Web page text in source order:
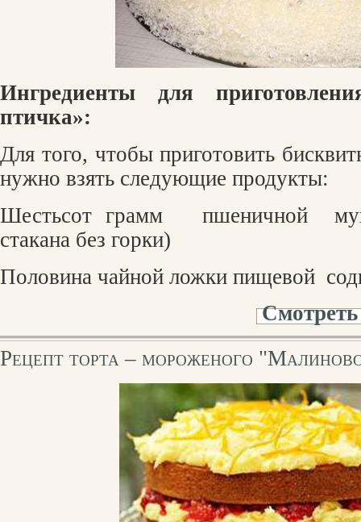
Ингредиенты для
птичка»:
Для того, чтобы приготовить
нужно взять следующие продукты:
Шестьсот грамм
пшеничной
стакана без горки)
Половина чайной ложки пищевой
Рецепт торта – мороженого